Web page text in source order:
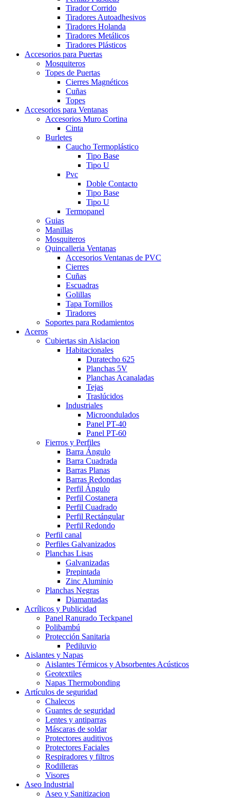
Tirador Corrido
Tiradores Autoadhesivos
Tiradores Holanda
Tiradores Metálicos
Tiradores Plásticos
Accesorios para Puertas
Mosquiteros
Topes de Puertas
Cierres Magnéticos
Cuñas
Topes
Accesorios para Ventanas
Accesorios Muro Cortina
Cinta
Burletes
Caucho Termoplástico
Tipo Base
Tipo U
Pvc
Doble Contacto
Tipo Base
Tipo U
Termopanel
Guias
Manillas
Mosquiteros
Quincalleria Ventanas
Accesorios Ventanas de PVC
Cierres
Cuñas
Escuadras
Golillas
Tapa Tornillos
Tiradores
Soportes para Rodamientos
Aceros
Cubiertas sin Aislacion
Habitacionales
Duratecho 625
Planchas 5V
Planchas Acanaladas
Tejas
Traslúcidos
Industriales
Microondulados
Panel PT-40
Panel PT-60
Fierros y Perfiles
Barra Ángulo
Barra Cuadrada
Barras Planas
Barras Redondas
Perfil Ángulo
Perfil Costanera
Perfil Cuadrado
Perfil Rectángular
Perfil Redondo
Perfil canal
Perfiles Galvanizados
Planchas Lisas
Galvanizadas
Prepintada
Zinc Aluminio
Planchas Negras
Diamantadas
Acrílicos y Publicidad
Panel Ranurado Teckpanel
Polibambú
Protección Sanitaria
Pediluvio
Aislantes y Napas
Aislantes Térmicos y Absorbentes Acústicos
Geotextiles
Napas Thermobonding
Artículos de seguridad
Chalecos
Guantes de seguridad
Lentes y antiparras
Máscaras de soldar
Protectores auditivos
Protectores Faciales
Respiradores y filtros
Rodilleras
Visores
Aseo Industrial
Aseo y Sanitizacion